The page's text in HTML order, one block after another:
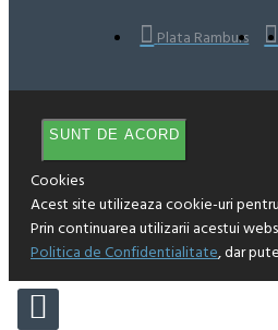
Plata Ramburs
SUNT DE ACORD
Cookies
Acest site utilizeaza cookie-uri
Prin continuarea utilizarii acestui
Politica de Confidentialitate, dar